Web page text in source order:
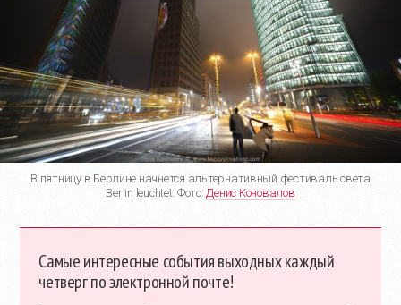
В пятницу в Берлине начнется альтернативный фестиваль света
Berlin leuchtet. Фото: Денис Коновалов
Самые интересные события выходных каждый
четверг по электронной почте!